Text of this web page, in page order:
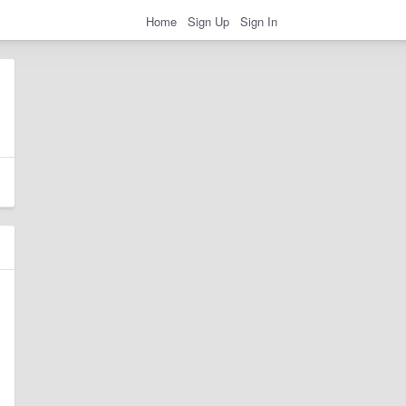
Home Sign Up Sign In